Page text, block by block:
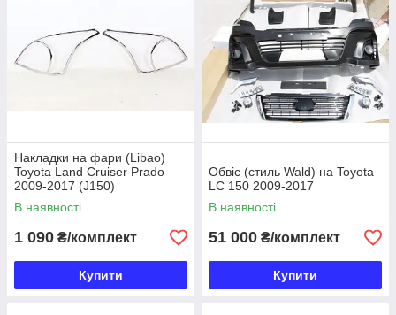
Накладки на фари (Libao)
Toyota Land Cruiser Prado
2009-2017 (J150)
В наявності
1 090 ₴/комплект
Купити
Обвіс (стиль Wald) на Toyota
LC 150 2009-2017
В наявності
51 000 ₴/комплект
Купити